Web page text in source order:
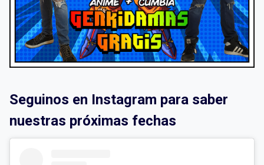
Seguinos en Instagram para saber
nuestras próximas fechas